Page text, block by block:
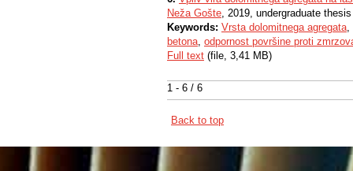
1 - 6 / 6
Neža Gošte, 2019, undergraduate thesis
Keywords: Vrsta dolomitnega agregata,
betona, odpornost površine proti
Full text (file, 3,41 MB)
Back to top